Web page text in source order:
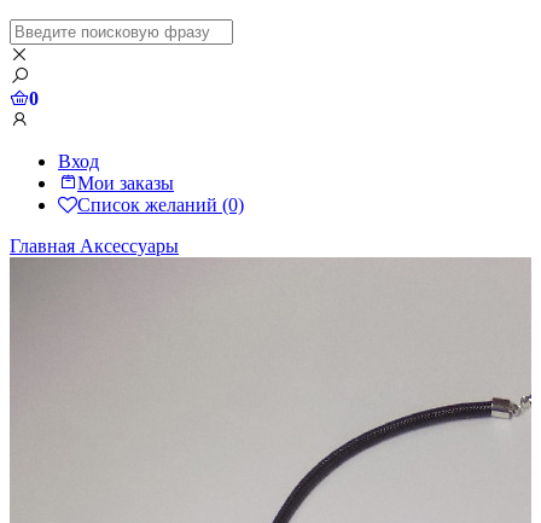
0
Вход
Мои заказы
Список желаний (0)
Главная Аксессуары